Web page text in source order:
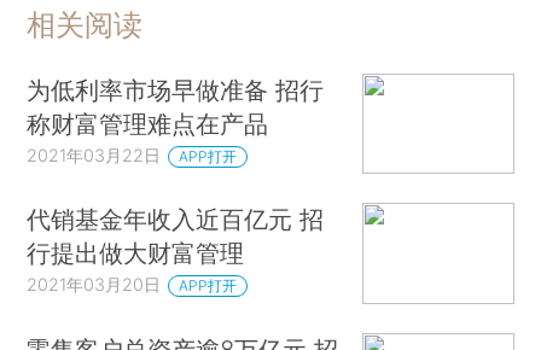
相关阅读
为低利率市场早做准备 招行
称财富管理难点在产品
2021年03月22日 APP打开
代销基金年收入近百亿元 招
行提出做大财富管理
2021年03月20日 APP打开